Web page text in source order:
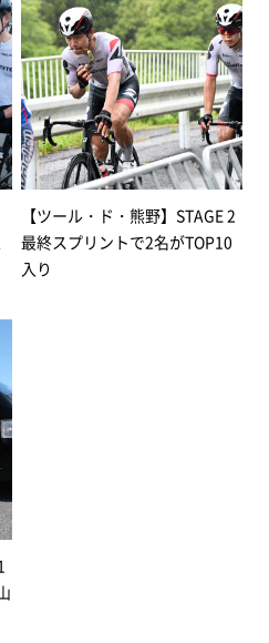
【ツール・ド・熊野】STAGE 2
最終スプリントで2名がTOP10
入り